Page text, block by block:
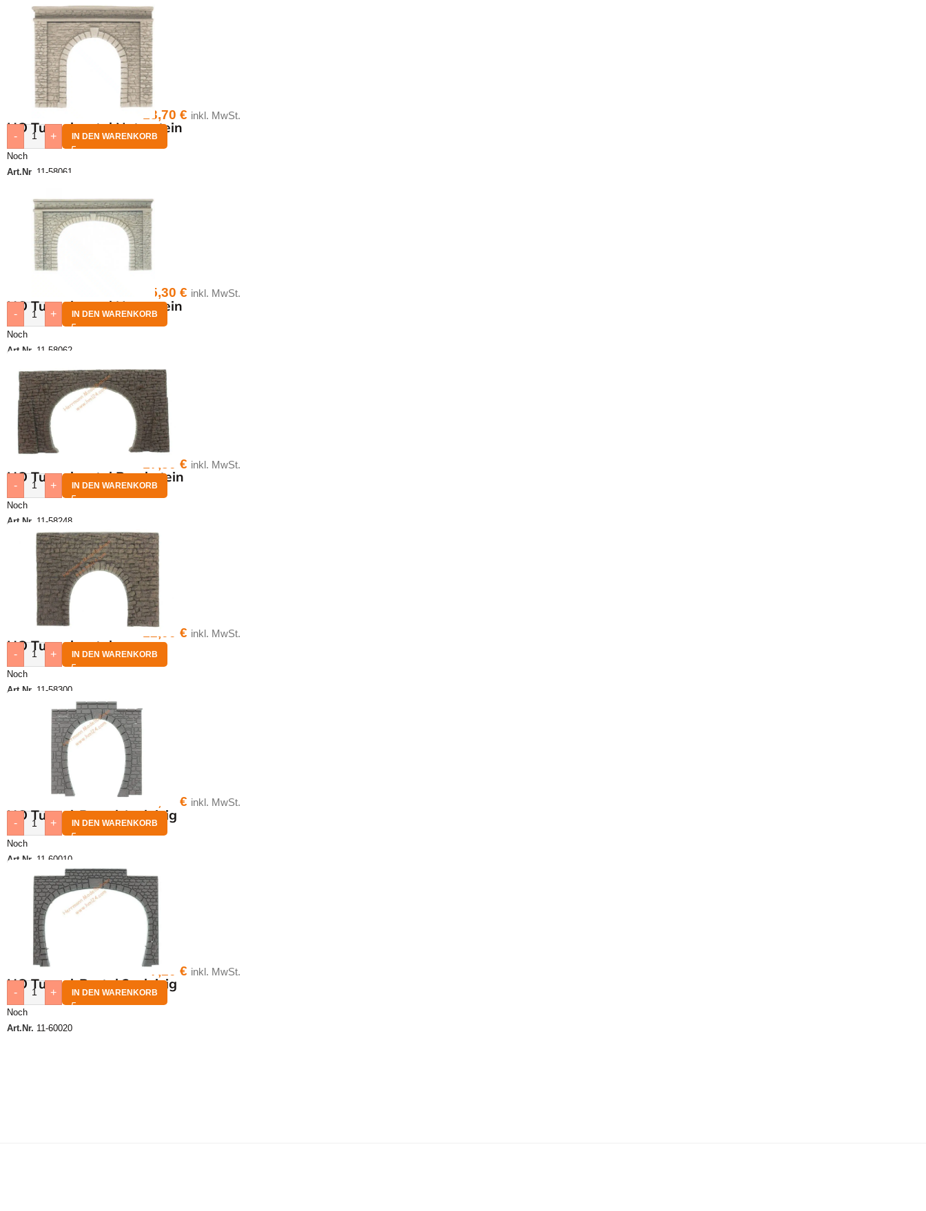
HO Tunnelportal Naturstein
Noch
Art.Nr. 11-58061
13,70€ inkl. MwSt.
-
+ IN DEN WARENKORB
HO Tunnelportal Naturstein
Noch
Art.Nr. 11-58062
15,30€ inkl. MwSt.
-
+ IN DEN WARENKORB
HO Tunnelportal Bruchstein
Noch
Art.Nr. 11-58248
17,30€ inkl. MwSt.
-
+ IN DEN WARENKORB
HO Tunnelportal
Noch
Art.Nr. 11-58300
12,00€ inkl. MwSt.
-
+ IN DEN WARENKORB
HO Tunnel-Portal 1-gleisig
Noch
Art.Nr. 11-60010
5,90€ inkl. MwSt.
-
+ IN DEN WARENKORB
HO Tunnel-Portal 2-gleisig
Noch
Art.Nr. 11-60020
7,20€ inkl. MwSt.
-
+ IN DEN WARENKORB